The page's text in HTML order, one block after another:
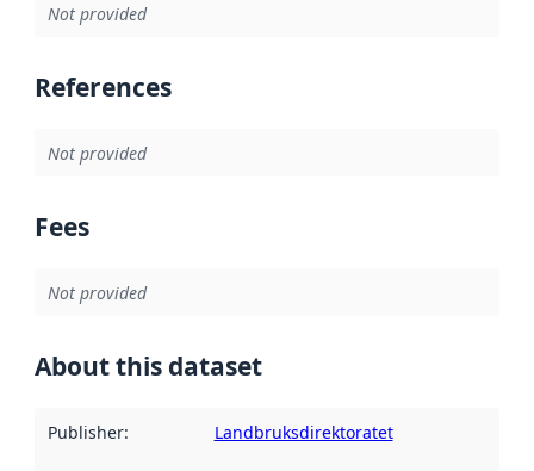
Not provided
References
Not provided
Fees
Not provided
About this dataset
Publisher: Landbruksdirektoratet